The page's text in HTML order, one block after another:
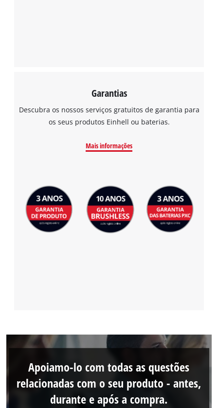
Garantias
Descubra os nossos serviços gratuitos de garantia para
os seus produtos Einhell ou baterias.
Mais informações
Apoiamo-lo com todas as questões
relacionadas com o seu produto - antes,
durante e após a compra.